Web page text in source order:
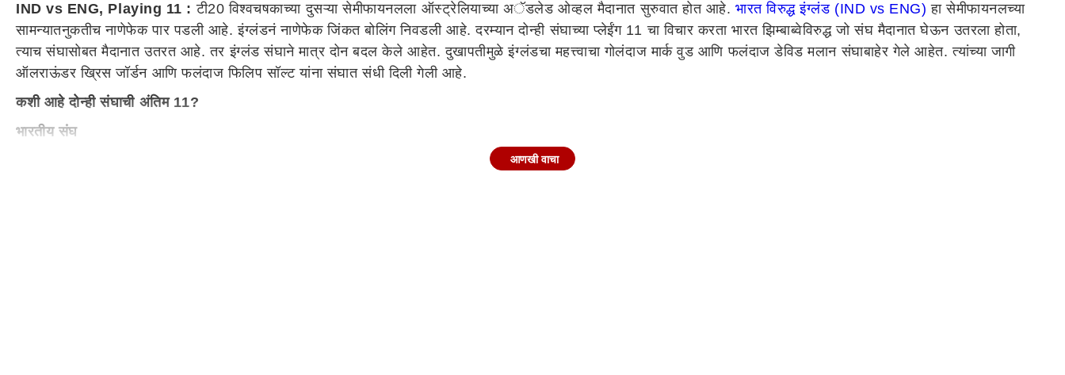
IND vs ENG, Playing 11 : टी20 विश्वचषकाच्या दुसऱ्या सेमीफायनलला ऑस्ट्रेलियाच्या अॅडलेड ओव्हल मैदानात सुरुवात होत आहे. भारत विरुद्ध इंग्लंड (IND vs ENG) हा सेमीफायनलच्या
सामन्यातनुकतीच नाणेफेक पार पडली आहे. इंग्लंडनं नाणेफेक जिंकत बोलिंग निवडली आहे. दरम्यान दोन्ही संघाच्या प्लेईंग 11 चा विचार करता भारत झिम्बाब्वेविरुद्ध जो संघ मैदानात घेऊन उतरला होता,
त्याच संघासोबत मैदानात उतरत आहे. तर इंग्लंड संघाने मात्र दोन बदल केले आहेत. दुखापतीमुळे इंग्लंडचा महत्त्वाचा गोलंदाज मार्क वुड आणि फलंदाज डेविड मलान संघाबाहेर गेले आहेत. त्यांच्या जागी
ऑलराऊंडर ख्रिस जॉर्डन आणि फलंदाज फिलिप सॉल्ट यांना संघात संधी दिली गेली आहे.
कशी आहे दोन्ही संघाची अंतिम 11?
भारतीय संघ
रोहित शर्मा (कर्णधार), केएल राहुल, विराट कोहली, सूर्यकुमार यादव, ऋषभ पंत, हार्दिक पंड्या, अक्षर पटेल, रवीचंद्रन अश्विन, अर्शदीप सिंह, मोहम्मद शमी आणि भुवनेश्वर कुमार.
आणखी वाचा